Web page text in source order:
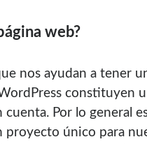
web?
nos ayudan a tener
constituyen
Por lo general
único para